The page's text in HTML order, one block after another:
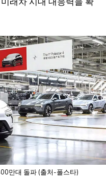
만대 돌파 (출처-폴스타)